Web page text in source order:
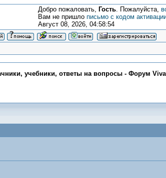
Добро пожаловать, Гость. Пожалуйста,
Вам не пришло письмо с кодом
Август 08, 2026, 04:58:54
учебники, ответы на вопросы - Форум